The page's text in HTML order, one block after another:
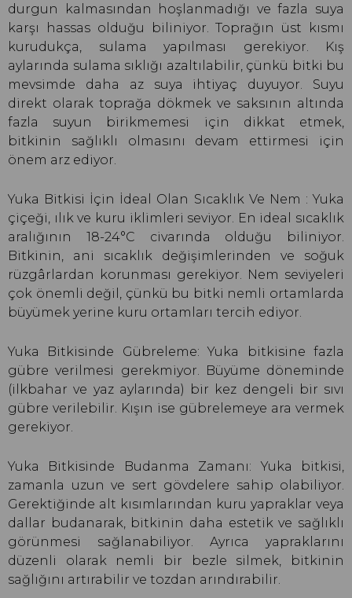
durgun kalmasından hoşlanmadığı ve fazla suya
karşı hassas olduğu biliniyor. Toprağın üst kısmı
kurudukça, sulama yapılması gerekiyor. Kış
aylarında sulama sıklığı azaltılabilir, çünkü bitki bu
mevsimde daha az suya ihtiyaç duyuyor. Suyu
direkt olarak toprağa dökmek ve saksının altında
fazla suyun birikmemesi için dikkat etmek,
bitkinin sağlıklı olmasını devam ettirmesi için
önem arz ediyor.
Yuka Bitkisi İçin İdeal Olan Sıcaklık Ve Nem : Yuka
çiçeği, ılık ve kuru iklimleri seviyor. En ideal sıcaklık
aralığının 18-24°C civarında olduğu biliniyor.
Bitkinin, ani sıcaklık değişimlerinden ve soğuk
rüzgârlardan korunması gerekiyor. Nem seviyeleri
çok önemli değil, çünkü bu bitki nemli ortamlarda
büyümek yerine kuru ortamları tercih ediyor.
Yuka Bitkisinde Gübreleme: Yuka bitkisine fazla
gübre verilmesi gerekmiyor. Büyüme döneminde
(ilkbahar ve yaz aylarında) bir kez dengeli bir sıvı
gübre verilebilir. Kışın ise gübrelemeye ara vermek
gerekiyor.
Yuka Bitkisinde Budanma Zamanı: Yuka bitkisi,
zamanla uzun ve sert gövdelere sahip olabiliyor.
Gerektiğinde alt kısımlarından kuru yapraklar veya
dallar budanarak, bitkinin daha estetik ve sağlıklı
görünmesi sağlanabiliyor. Ayrıca yapraklarını
düzenli olarak nemli bir bezle silmek, bitkinin
sağlığını artırabilir ve tozdan arındırabilir.